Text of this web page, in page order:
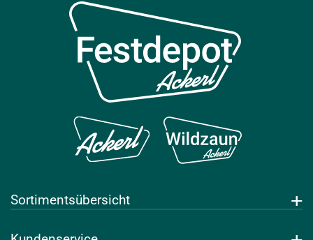
Sortimentsübersicht